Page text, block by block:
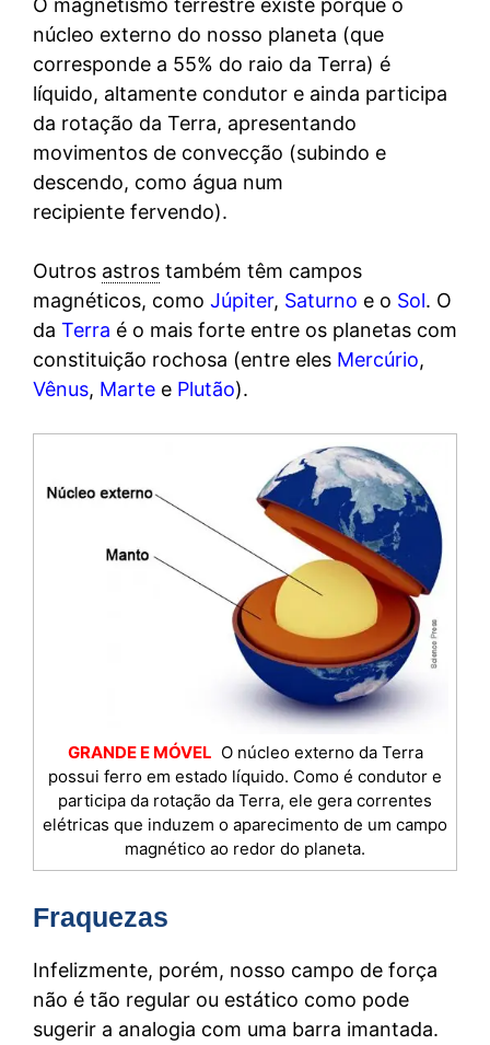
núcleo externo do nosso planeta (que
corresponde a 55% do raio da Terra) é
líquido, altamente condutor e ainda participa
da rotação da Terra, apresentando
movimentos de convecção (subindo e
descendo, como água num
recipiente fervendo).
Outros astros também têm campos
magnéticos, como Júpiter, Saturno e o Sol. O
da Terra é o mais forte entre os planetas com
constituição rochosa (entre eles Mercúrio,
Vênus, Marte e Plutão).
GRANDE E MÓVEL O núcleo externo da Terra
possui ferro em estado líquido. Como é condutor e
participa da rotação da Terra, ele gera correntes
elétricas que induzem o aparecimento de um campo
magnético ao redor do planeta.
Fraquezas
Infelizmente, porém, nosso campo de força
não é tão regular ou estático como pode
sugerir a analogia com uma barra imantada.